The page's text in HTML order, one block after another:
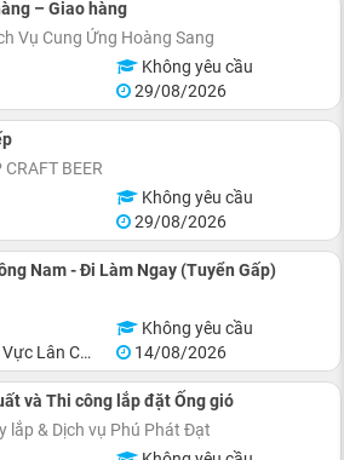
– Giao hàng
Vụ Cung Ứng Hoàng Sang
Không yêu cầu
29/08/2026
BEER
Không yêu cầu
29/08/2026
Nam - Đi Làm Ngay (Tuyển Gấp)
Không yêu cầu
Cận Đà Nẵng
14/08/2026
và Thi công lắp đặt Ống gió
lắp & Dịch vụ Phú Phát Đạt